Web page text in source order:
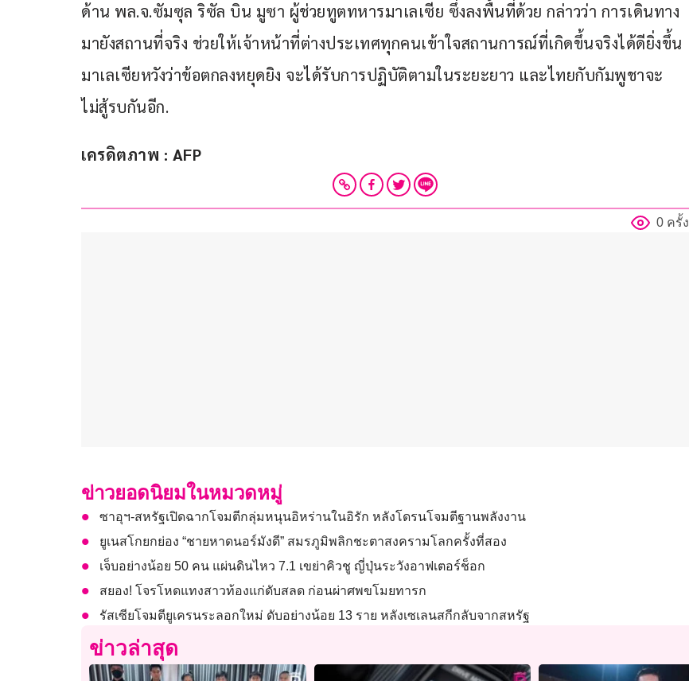
ด้าน พล.จ.ซัมซุล ริซัล บิน มูซา ผู้ช่วยทูตทหารมาเลเซีย ซึ่งลงพื้นที่ด้วย กล่าวว่า การเดินทาง
มายังสถานที่จริง ช่วยให้เจ้าหน้าที่ต่างประเทศทุกคนเข้าใจสถานการณ์ที่เกิดขึ้นจริงได้ดียิ่งขึ้น
มาเลเซียหวังว่าข้อตกลงหยุดยิง จะได้รับการปฏิบัติตามในระยะยาว และไทยกับกัมพูชาจะ
ไม่สู้รบกันอีก.
เครดิตภาพ : AFP
0 ครั้ง
ข่าวยอดนิยมในหมวดหมู่
ซาอุฯ-สหรัฐเปิดฉากโจมตีกลุ่มหนุนอิหร่านในอิรัก หลังโดรนโจมตีฐานพลังงาน
ยูเนสโกยกย่อง “ชายหาดนอร์มังดี” สมรภูมิพลิกชะตาสงครามโลกครั้งที่สอง
เจ็บอย่างน้อย 50 คน แผ่นดินไหว 7.1 เขย่าคิวชู ญี่ปุ่นระวังอาฟเตอร์ช็อก
สยอง! โจรโหดแทงสาวท้องแก่ดับสลด ก่อนผ่าศพขโมยทารก
รัสเซียโจมตียูเครนระลอกใหม่ ดับอย่างน้อย 13 ราย หลังเซเลนสกีกลับจากสหรัฐ
ข่าวล่าสุด